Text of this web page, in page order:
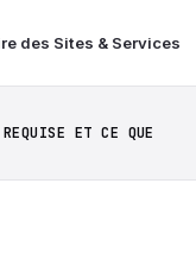
des Sites & Services
ET CE QUE